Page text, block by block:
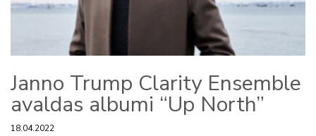
Janno Trump Clarity Ensemble
avaldas albumi “Up North”
18.04.2022